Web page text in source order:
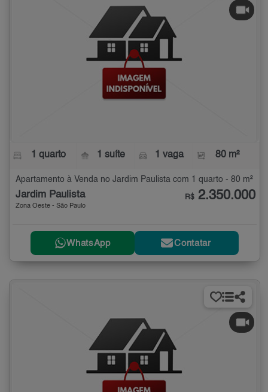
1 quarto 1 suíte 1 vaga 80 m²
Apartamento à Venda no Jardim Paulista com 1 quarto - 80 m²
Jardim Paulista
Zona Oeste - São Paulo
R$ 2.350.000
WhatsApp Contatar